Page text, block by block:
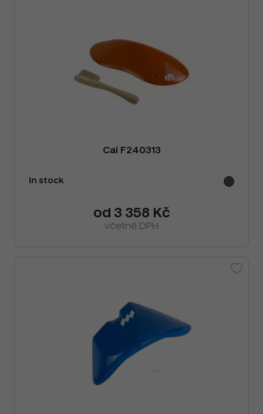
Cai F240313
In stock
od 3 358 Kč
včetně DPH